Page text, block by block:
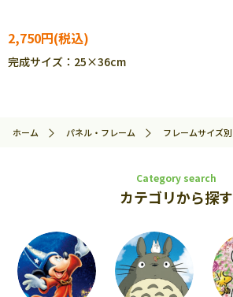
2,750円
完成サイズ：25×36cm
ホーム パネル・フレーム フレームサイズ別
Category search
カテゴリから探す